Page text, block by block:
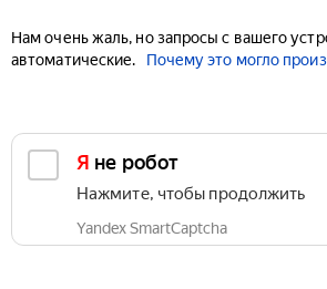
Нам очень жаль, но запросы с вашего
автоматические.
Почему это могло
Я не робот
Нажмите, чтобы продолжить
Yandex SmartCaptcha